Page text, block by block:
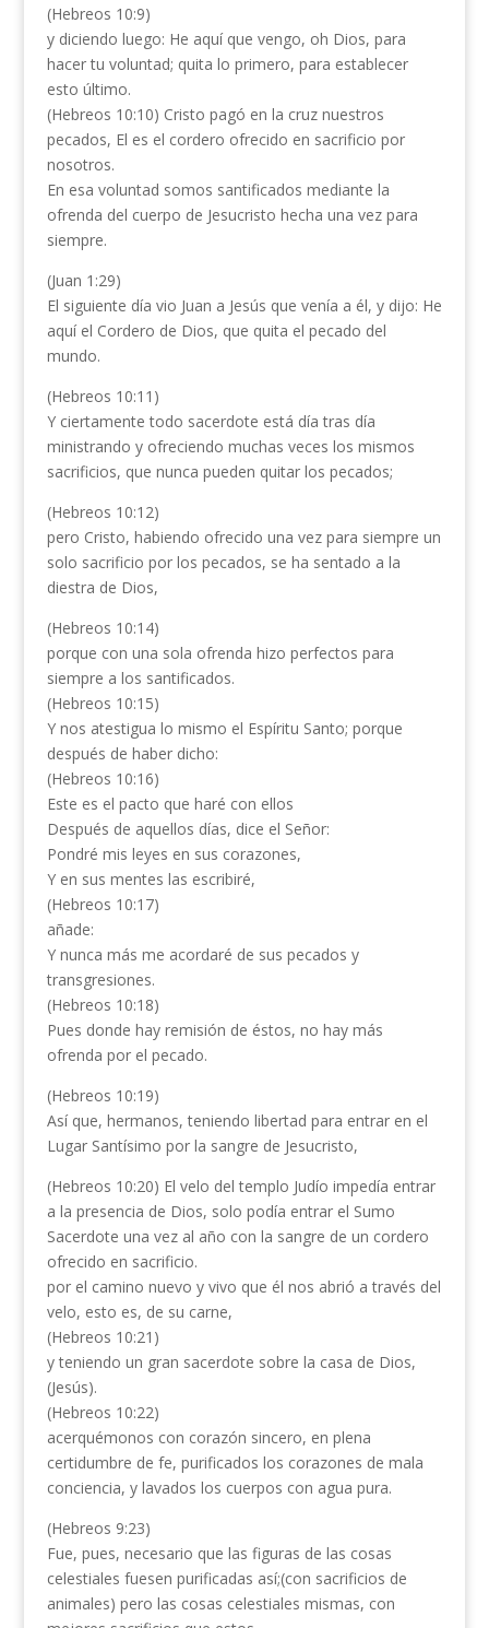
(Hebreos 10:9)
y diciendo luego: He aquí que vengo, oh Dios, para
hacer tu voluntad; quita lo primero, para establecer
esto último.
(Hebreos 10:10) Cristo pagó en la cruz nuestros
pecados, El es el cordero ofrecido en sacrificio por
nosotros.
En esa voluntad somos santificados mediante la
ofrenda del cuerpo de Jesucristo hecha una vez para
siempre.
(Juan 1:29)
El siguiente día vio Juan a Jesús que venía a él, y dijo: He
aquí el Cordero de Dios, que quita el pecado del
mundo.
(Hebreos 10:11)
Y ciertamente todo sacerdote está día tras día
ministrando y ofreciendo muchas veces los mismos
sacrificios, que nunca pueden quitar los pecados;
(Hebreos 10:12)
pero Cristo, habiendo ofrecido una vez para siempre un
solo sacrificio por los pecados, se ha sentado a la
diestra de Dios,
(Hebreos 10:14)
porque con una sola ofrenda hizo perfectos para
siempre a los santificados.
(Hebreos 10:15)
Y nos atestigua lo mismo el Espíritu Santo; porque
después de haber dicho:
(Hebreos 10:16)
Este es el pacto que haré con ellos
Después de aquellos días, dice el Señor:
Pondré mis leyes en sus corazones,
Y en sus mentes las escribiré,
(Hebreos 10:17)
añade:
Y nunca más me acordaré de sus pecados y
transgresiones.
(Hebreos 10:18)
Pues donde hay remisión de éstos, no hay más
ofrenda por el pecado.
(Hebreos 10:19)
Así que, hermanos, teniendo libertad para entrar en el
Lugar Santísimo por la sangre de Jesucristo,
(Hebreos 10:20) El velo del templo Judío impedía entrar
a la presencia de Dios, solo podía entrar el Sumo
Sacerdote una vez al año con la sangre de un cordero
ofrecido en sacrificio.
por el camino nuevo y vivo que él nos abrió a través del
velo, esto es, de su carne,
(Hebreos 10:21)
y teniendo un gran sacerdote sobre la casa de Dios,
(Jesús).
(Hebreos 10:22)
acerquémonos con corazón sincero, en plena
certidumbre de fe, purificados los corazones de mala
conciencia, y lavados los cuerpos con agua pura.
(Hebreos 9:23)
Fue, pues, necesario que las figuras de las cosas
celestiales fuesen purificadas así;(con sacrificios de
animales) pero las cosas celestiales mismas, con